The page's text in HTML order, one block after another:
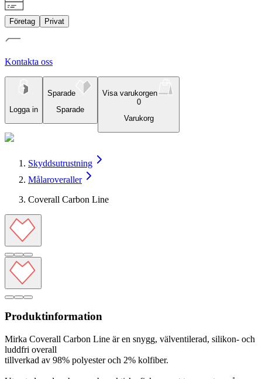
Företag Privat
Kontakta oss
Logga in
Sparade
Sparade
Visa varukorgen
0
Varukorg
Skyddsutrustning
Målaroveraller
Coverall Carbon Line
Produktinformation
Mirka Coverall Carbon Line är en snygg, välventilerad, silikon- och
luddfri overall
tillverkad av 98% polyester och 2% kolfiber.